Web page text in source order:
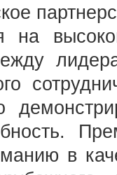
на
в